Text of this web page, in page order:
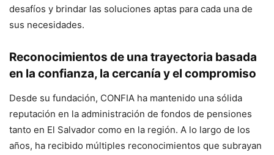
desafíos y brindar las soluciones aptas para cada una de
sus necesidades.
Reconocimientos de una trayectoria basada
en la confianza, la cercanía y el compromiso
Desde su fundación, CONFIA ha mantenido una sólida
reputación en la administración de fondos de pensiones
tanto en El Salvador como en la región. A lo largo de los
años, ha recibido múltiples reconocimientos que subrayan